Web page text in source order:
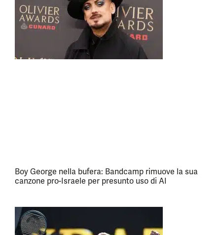
Boy George nella bufera: Bandcamp rimuove la sua
canzone pro-Israele per presunto uso di AI